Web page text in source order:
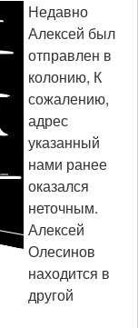
Недавно
Алексей был
отправлен в
колонию, К
сожалению,
адрес
указанный
нами ранее
оказался
неточным.
Алексей
Олесинов
находится в
другой